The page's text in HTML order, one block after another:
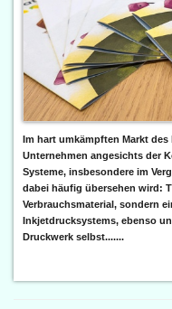
Im hart umkämpften Markt
Unternehmen angesichts der
Systeme, insbesondere im
dabei häufig übersehen wird:
Verbrauchsmaterial, sondern
Inkjetdrucksystems, ebenso
Druckwerk selbst.......